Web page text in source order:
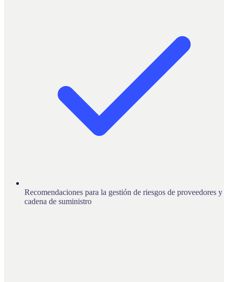
Recomendaciones para la gestión de riesgos de proveedores y
cadena de suministro